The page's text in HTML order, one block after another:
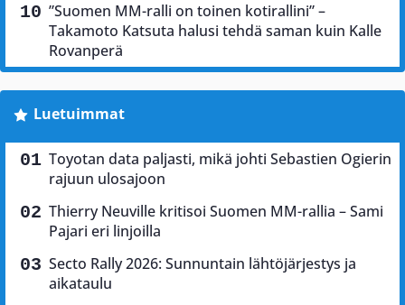
”Suomen MM-ralli on toinen kotirallini” –
Takamoto Katsuta halusi tehdä saman kuin Kalle
Rovanperä
Luetuimmat
Toyotan data paljasti, mikä johti Sebastien Ogierin
rajuun ulosajoon
Thierry Neuville kritisoi Suomen MM-rallia – Sami
Pajari eri linjoilla
Secto Rally 2026: Sunnuntain lähtöjärjestys ja
aikataulu